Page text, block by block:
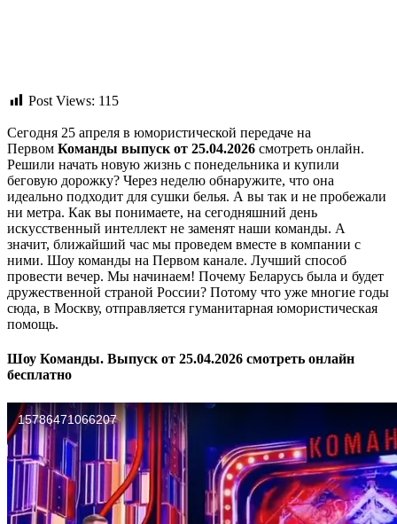
Post Views: 115
Сегодня 25 апреля в юмористической передаче на
Первом Команды выпуск от 25.04.2026 смотреть онлайн.
Решили начать новую жизнь с понедельника и купили
беговую дорожку? Через неделю обнаружите, что она
идеально подходит для сушки белья. А вы так и не пробежали
ни метра. Как вы понимаете, на сегодняшний день
искусственный интеллект не заменят наши команды. А
значит, ближайший час мы проведем вместе в компании с
ними. Шоу команды на Первом канале. Лучший способ
провести вечер. Мы начинаем! Почему Беларусь была и будет
дружественной страной России? Потому что уже многие годы
сюда, в Москву, отправляется гуманитарная юмористическая
помощь.
Шоу Команды. Выпуск от 25.04.2026 смотреть онлайн
бесплатно